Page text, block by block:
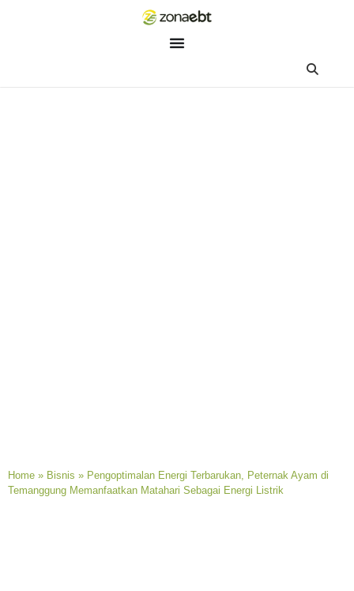
Home » Bisnis » Pengoptimalan Energi Terbarukan, Peternak Ayam di
Temanggung Memanfaatkan Matahari Sebagai Energi Listrik